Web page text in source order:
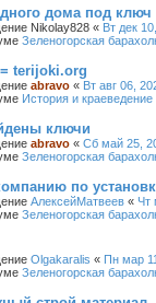
з
3
4
дома под ключ
Nikolay828 « Вт дек
Зеленогорская
terijoki.org
abravo « Вт авг 06,
История и краеведение
ключи
abravo « Сб май 25,
Зеленогорская
по
АлексейМатвеев « Чт
Зеленогорская
Olgakaralis « Пн мар
Зеленогорская